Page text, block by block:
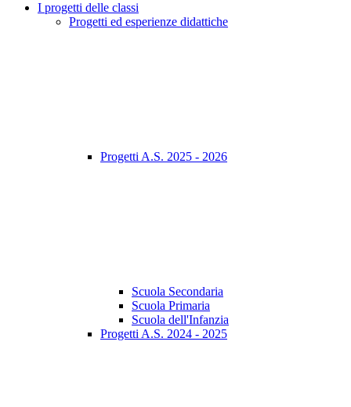
I progetti delle classi
Progetti ed esperienze didattiche
Progetti A.S. 2025 - 2026
Scuola Secondaria
Scuola Primaria
Scuola dell'Infanzia
Progetti A.S. 2024 - 2025